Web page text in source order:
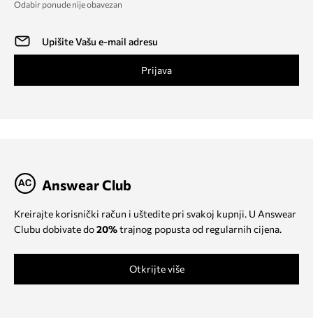
Odabir ponude nije obavezan
Prijava
Answear Club
Kreirajte korisnički račun i uštedite pri svakoj kupnji. U Answear
Clubu dobivate do20%trajnog popusta od regularnih cijena.
Otkrijte više